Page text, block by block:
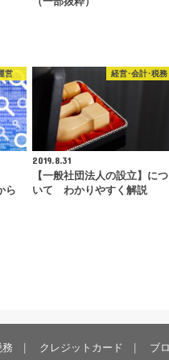
営
ら
経営･会計･税務
2019.8.31
【一般社団法人の設立】につ
いて わかりやすく解説
クレジットカード ブ